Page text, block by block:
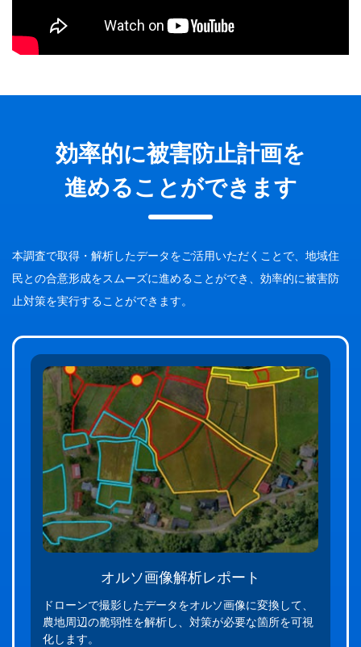
効率的に被害防止計画を
進めることができます
本調査で取得・解析したデータをご活用いただくことで、地域住
民との合意形成をスムーズに進めることができ、効率的に被害防
止対策を実行することができます。
オルソ画像解析レポート
ドローンで撮影したデータをオルソ画像に変換して、
農地周辺の脆弱性を解析し、対策が必要な箇所を可視
化します。